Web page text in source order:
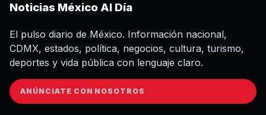
Noticias México Al Día
El pulso diario de México. Información nacional,
CDMX, estados, política, negocios, cultura, turismo,
deportes y vida pública con lenguaje claro.
ANÚNCIATE CON NOSOTROS